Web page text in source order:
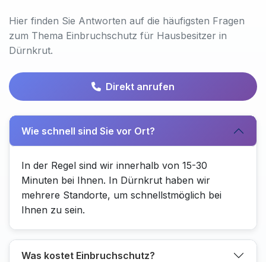
Hier finden Sie Antworten auf die häufigsten Fragen
zum Thema Einbruchschutz für Hausbesitzer in
Dürnkrut.
Direkt anrufen
Wie schnell sind Sie vor Ort?
In der Regel sind wir innerhalb von 15-30
Minuten bei Ihnen. In Dürnkrut haben wir
mehrere Standorte, um schnellstmöglich bei
Ihnen zu sein.
Was kostet Einbruchschutz?